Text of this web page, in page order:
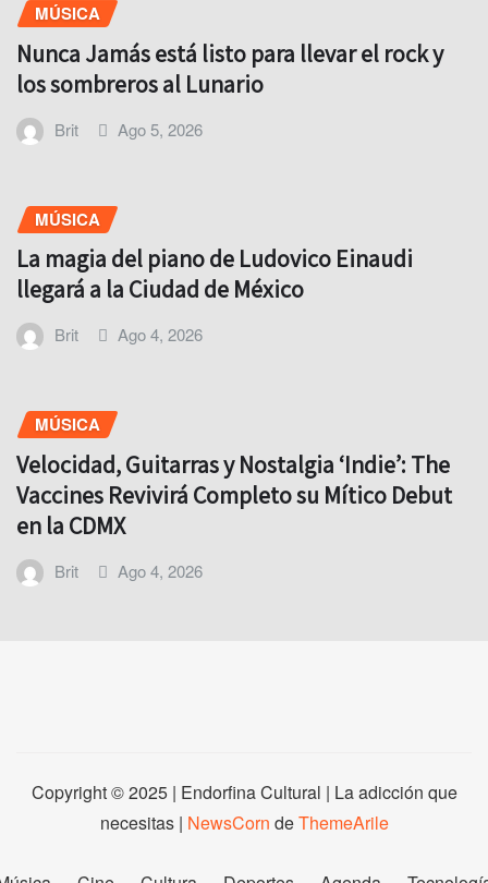
MÚSICA
Nunca Jamás está listo para llevar el rock y
los sombreros al Lunario
Brit Ago 5, 2026
MÚSICA
La magia del piano de Ludovico Einaudi
llegará a la Ciudad de México
Brit Ago 4, 2026
MÚSICA
Velocidad, Guitarras y Nostalgia ‘Indie’: The
Vaccines Revivirá Completo su Mítico Debut
en la CDMX
Brit Ago 4, 2026
Copyright © 2025 | Endorfina Cultural | La adicción que
necesitas | NewsCorn deThemeArile